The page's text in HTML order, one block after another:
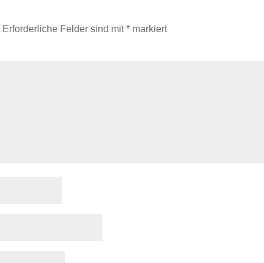
Erforderliche Felder sind mit* markiert